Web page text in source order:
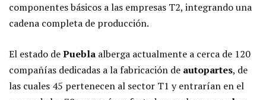
componentes básicos a las empresas T2, integrando una
cadena completa de producción.
El estado dePuebla alberga actualmente a cerca de 120
compañías dedicadas a la fabricación de autopartes, de
las cuales 45 pertenecen al sector T1 y entrarían en el